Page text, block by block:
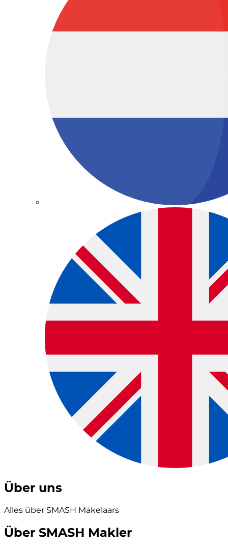
Über uns
Alles über SMASH Makelaars
Über SMASH Makler